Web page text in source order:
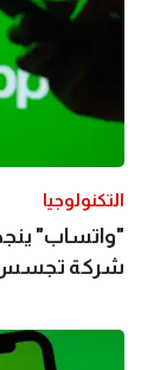
التكنولوجيا
"واتساب"
شركة تجسس